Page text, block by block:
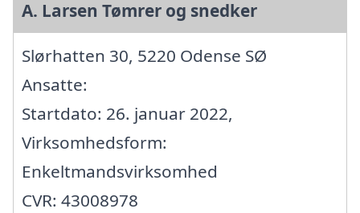
A. Larsen Tømrer og snedker
Slørhatten 30, 5220 Odense SØ
Ansatte:
Startdato: 26. januar 2022,
Virksomhedsform:
Enkeltmandsvirksomhed
CVR: 43008978